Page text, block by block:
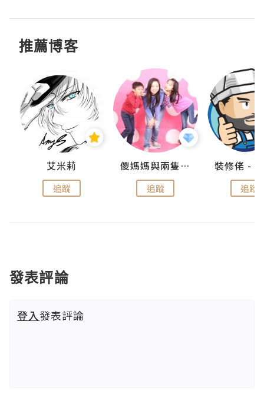
推薦博客
艾米莉
追蹤
儍媽媽與兩隻小魔怪之家
追蹤 追蹤
發表評論
登入發表評論